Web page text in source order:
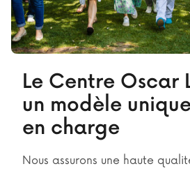
Le Centre Oscar
un modèle
en charge
Nous assurons une haute